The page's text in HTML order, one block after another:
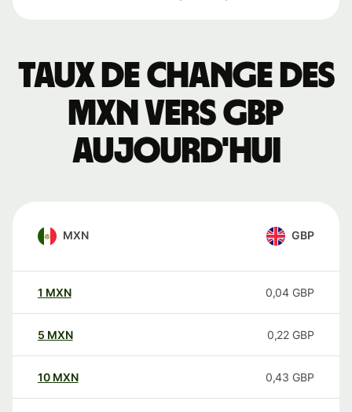
Taux de change des
MXN vers GBP
aujourd'hui
MXN GBP
1 MXN 0,04 GBP
5 MXN 0,22 GBP
10 MXN 0,43 GBP